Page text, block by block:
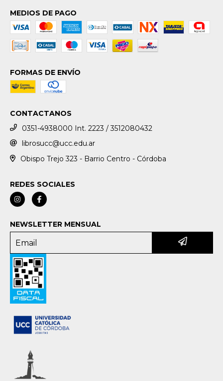
MEDIOS DE PAGO
FORMAS DE ENVÍO
CONTACTANOS
0351-4938000 Int. 2223 / 3512080432
librosucc@ucc.edu.ar
Obispo Trejo 323 - Barrio Centro - Córdoba
REDES SOCIALES
NEWSLETTER MENSUAL